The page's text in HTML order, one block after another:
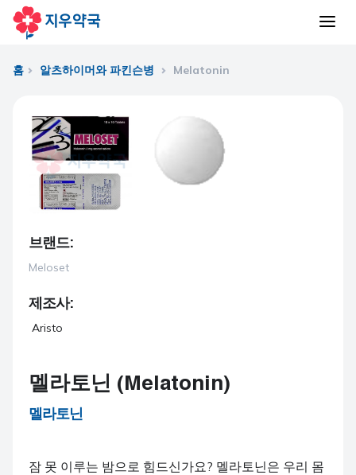
홈 알츠하이머와 파킨슨병 Melatonin
브랜드:
Meloset
제조사:
Aristo
멜라토닌 (Melatonin)
멜라토닌
잠 못 이루는 밤으로 힘드신가요? 멜라토닌은 우리 몸